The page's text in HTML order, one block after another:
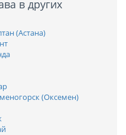
в других
(Астана)
(Оксемен)